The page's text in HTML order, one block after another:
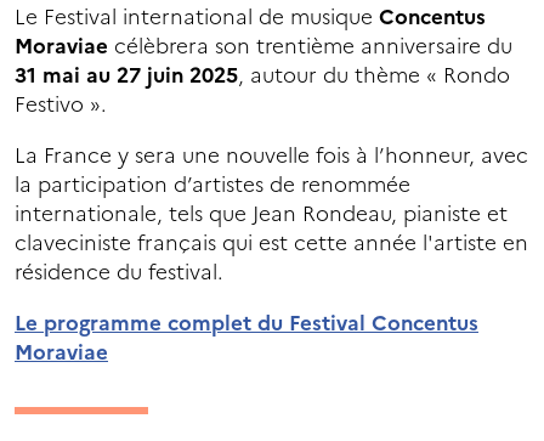
Le Festival international de musique Concentus
Moraviae célèbrera son trentième anniversaire du
31 mai au 27 juin 2025, autour du thème « Rondo
Festivo ».
La France y sera une nouvelle fois à l’honneur, avec
la participation d’artistes de renommée
internationale, tels que Jean Rondeau, pianiste et
claveciniste français qui est cette année l'artiste en
résidence du festival.
Le programme complet du Festival Concentus
Moraviae